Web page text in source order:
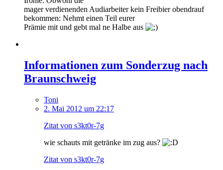
mager verdienenden Audiarbeiter kein Freibier obendrauf
bekommen: Nehmt einen Teil eurer
Prämie mit und gebt mal ne Halbe aus
Informationen zum Sonderzug nach
Braunschweig
Toni
2. Mai 2012 um 22:17
Zitat von s3kt0r-7g
wie schauts mit getränke im zug aus?
Zitat von s3kt0r-7g